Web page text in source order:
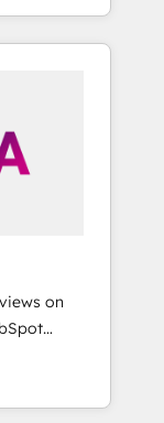
and
6
dozens
one of
on
team